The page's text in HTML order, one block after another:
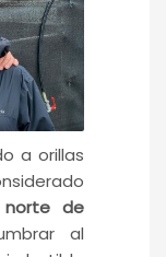
a orillas
de
al